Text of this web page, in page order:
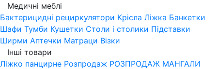
Медичні меблі
Бактерицидні рециркулятори Крісла Ліжка Банкетки
Шафи Тумби Кушетки Столи і столики Підставки
Ширми Аптечки Матраци Візки
Інші товари
Ліжко панцирне Розпродаж РОЗПРОДАЖ МАНГАЛИ